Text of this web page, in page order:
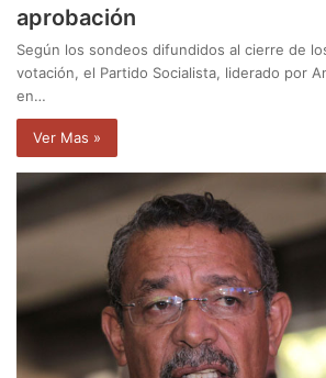
aprobación
Según los sondeos difundidos al cierre de
votación, el Partido Socialista, liderado por
en…
Ver Mas »